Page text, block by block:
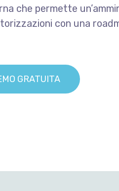
che permette
con una
GRATUITA